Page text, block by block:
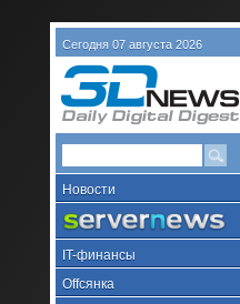
Сегодня 07 августа 2026
Новости
IT-финансы
Offсянка